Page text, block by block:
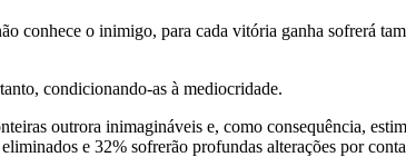
conhece o inimigo, para cada vitória ganha sofrerá
condicionando-as à mediocridade.
outrora inimagináveis e, como consequência,
e 32% sofrerão profundas alterações por